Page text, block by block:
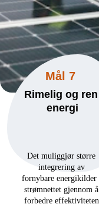
Rimelig og ren
energi
Det muliggjør større
integrering av
fornybare energikilder
strømnettet gjennom å
forbedre effektiviteten
Mål 7